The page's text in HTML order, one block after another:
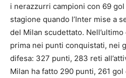
i nerazzurri campioni con 69
stagione quando l’Inter mise a
del Milan scudettato. Nell’ultimo
prima nei punti conquistati, nei
difesa: 327 punti, 283 reti
Milan ha fatto 290 punti, 261